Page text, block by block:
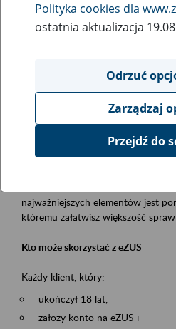
Rodzaj wydarzenia
Szkolenia
obsługa klientów
Event description
Platforma Usług Elektronicznych
najważniejszych elementów jest
któremu załatwisz większość
Kto może skorzystać z eZUS
Każdy klient, który:
ukończył 18 lat,
założy konto na eZUS i
Polityka cookies dla
ostatnia aktualizacja
Odrzuć
Zarządzaj
Przejdź do